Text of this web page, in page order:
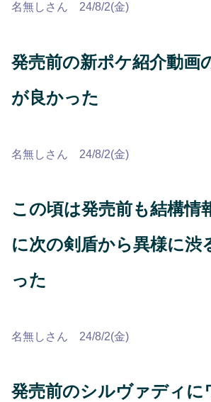
名無しさん 24/8/2(金)
発売前の新ポケ紹介動画
が良かった
名無しさん 24/8/2(金)
この頃は発売前も結構情
に次の剣盾から異様に渋
った
名無しさん 24/8/2(金)
発売前のシルヴァディに